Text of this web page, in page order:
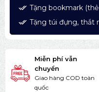
Tặng bookmark
Tặng túi đựng, thắt
Miễn phí vẫn
chuyển
Giao hàng COD toàn
quốc